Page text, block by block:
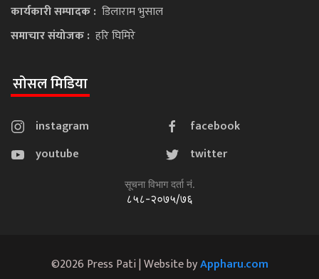
कार्यकारी सम्पादक : डिलाराम भुसाल
समाचार संयोजक : हरि घिमिरे
सोसल मिडिया
instagram
facebook
youtube
twitter
सूचना विभाग दर्ता नं.
८५८-२०७५/७६
©2026 Press Pati | Website byAppharu.com